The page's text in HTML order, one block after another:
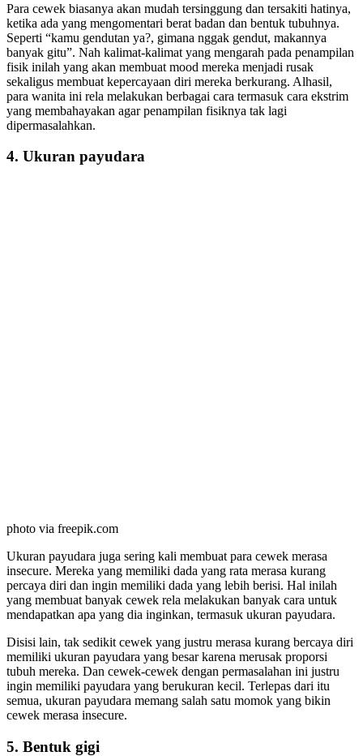
Para cewek biasanya akan mudah tersinggung dan tersakiti hatinya,
ketika ada yang mengomentari berat badan dan bentuk tubuhnya.
Seperti “kamu gendutan ya?, gimana nggak gendut, makannya
banyak gitu”. Nah kalimat-kalimat yang mengarah pada penampilan
fisik inilah yang akan membuat mood mereka menjadi rusak
sekaligus membuat kepercayaan diri mereka berkurang. Alhasil,
para wanita ini rela melakukan berbagai cara termasuk cara ekstrim
yang membahayakan agar penampilan fisiknya tak lagi
dipermasalahkan.
4. Ukuran payudara
photo via freepik.com
Ukuran payudara juga sering kali membuat para cewek merasa
insecure. Mereka yang memiliki dada yang rata merasa kurang
percaya diri dan ingin memiliki dada yang lebih berisi. Hal inilah
yang membuat banyak cewek rela melakukan banyak cara untuk
mendapatkan apa yang dia inginkan, termasuk ukuran payudara.
Disisi lain, tak sedikit cewek yang justru merasa kurang bercaya diri
memiliki ukuran payudara yang besar karena merusak proporsi
tubuh mereka. Dan cewek-cewek dengan permasalahan ini justru
ingin memiliki payudara yang berukuran kecil. Terlepas dari itu
semua, ukuran payudara memang salah satu momok yang bikin
cewek merasa insecure.
5. Bentuk gigi